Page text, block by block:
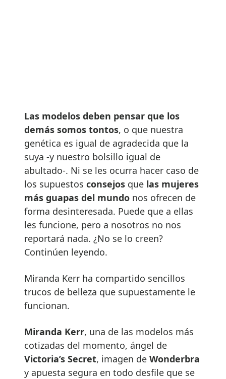
Las modelos deben pensar que los
demás somos tontos, o que nuestra
genética es igual de agradecida que la
suya -y nuestro bolsillo igual de
abultado-. Ni se les ocurra hacer caso de
los supuestos consejos que las mujeres
más guapas del mundo nos ofrecen de
forma desinteresada. Puede que a ellas
les funcione, pero a nosotros no nos
reportará nada. ¿No se lo creen?
Continúen leyendo.
Miranda Kerr ha compartido sencillos
trucos de belleza que supuestamente le
funcionan.
Miranda Kerr, una de las modelos más
cotizadas del momento, ángel de
Victoria’s Secret, imagen de Wonderbra
y apuesta segura en todo desfile que se